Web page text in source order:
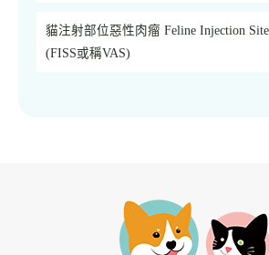
貓注射部位惡性肉瘤 Feline Injection Site
(FISS或稱VAS)